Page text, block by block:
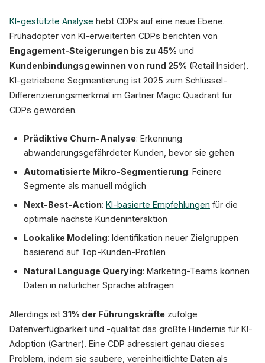
KI-gestützte Analyse hebt CDPs auf eine neue Ebene.
Frühadopter von KI-erweiterten CDPs berichten von
Engagement-Steigerungen bis zu 45% und
Kundenbindungsgewinnen von rund 25% (Retail Insider).
KI-getriebene Segmentierung ist 2025 zum Schlüssel-
Differenzierungsmerkmal im Gartner Magic Quadrant für
CDPs geworden.
Prädiktive Churn-Analyse: Erkennung
abwanderungsgefährdeter Kunden, bevor sie gehen
Automatisierte Mikro-Segmentierung: Feinere
Segmente als manuell möglich
Next-Best-Action: KI-basierte Empfehlungen für die
optimale nächste Kundeninteraktion
Lookalike Modeling: Identifikation neuer Zielgruppen
basierend auf Top-Kunden-Profilen
Natural Language Querying: Marketing-Teams können
Daten in natürlicher Sprache abfragen
Allerdings ist 31% der Führungskräfte zufolge
Datenverfügbarkeit und -qualität das größte Hindernis für KI-
Adoption (Gartner). Eine CDP adressiert genau dieses
Problem, indem sie saubere, vereinheitlichte Daten als